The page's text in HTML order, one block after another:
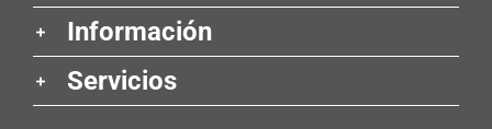
Información
Servicios